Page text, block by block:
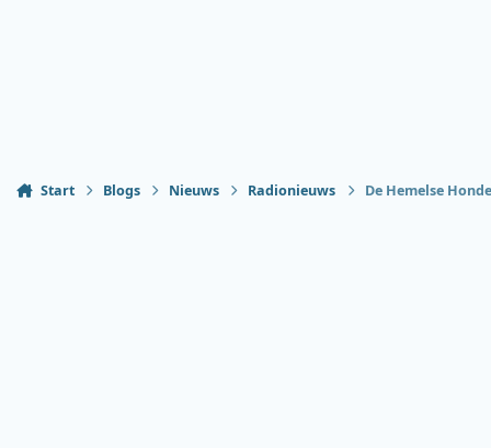
Start Blogs Nieuws Radionieuws De Hemelse